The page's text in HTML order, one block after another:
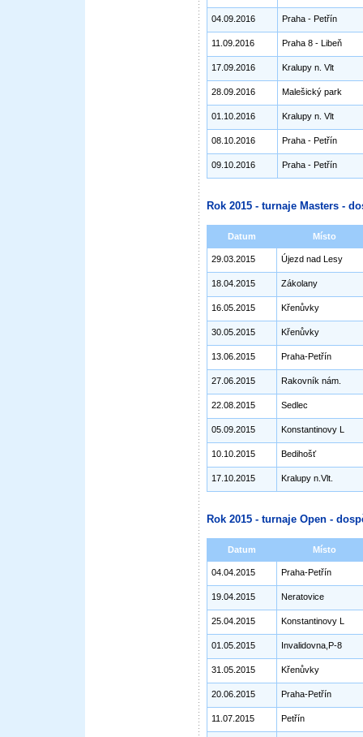
04.09.2016 Praha - Petřín
11.09.2016 Praha 8 - Libeň
17.09.2016 Kralupy n. Vlt
28.09.2016 Malešický park
01.10.2016 Kralupy n. Vlt
08.10.2016 Praha - Petřín
09.10.2016 Praha - Petřín
Rok 2015 - turnaje Masters -
Datum Místo
29.03.2015 Újezd nad Lesy
18.04.2015 Zákolany
16.05.2015 Křenůvky
30.05.2015 Křenůvky
13.06.2015 Praha-Petřín
27.06.2015 Rakovník nám.
22.08.2015 Sedlec
05.09.2015 Konstantinovy L
10.10.2015 Bedihošť
17.10.2015 Kralupy n.Vlt.
Rok 2015 - turnaje Open -
Datum Místo
04.04.2015 Praha-Petřín
19.04.2015 Neratovice
25.04.2015 Konstantinovy L
01.05.2015 Invalidovna,P-8
31.05.2015 Křenůvky
20.06.2015 Praha-Petřín
11.07.2015 Petřín